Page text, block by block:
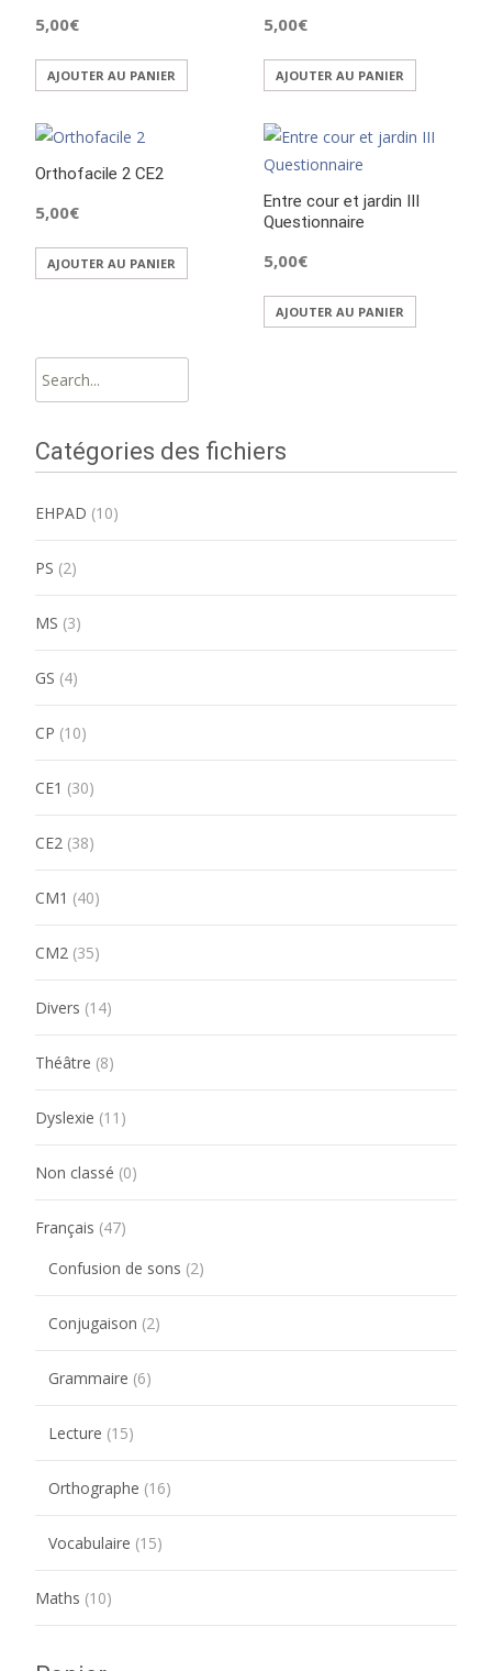
5,00€
AJOUTER AU PANIER
5,00€
AJOUTER AU PANIER
Orthofacile 2 CE2
5,00€
AJOUTER AU PANIER
Entre cour et jardin III
Questionnaire
5,00€
AJOUTER AU PANIER
Search
for:
Catégories des fichiers
EHPAD (10)
PS (2)
MS (3)
GS (4)
CP (10)
CE1 (30)
CE2 (38)
CM1 (40)
CM2 (35)
Divers (14)
Théâtre (8)
Dyslexie (11)
Non classé (0)
Français (47)
Confusion de sons (2)
Conjugaison (2)
Grammaire (6)
Lecture (15)
Orthographe (16)
Vocabulaire (15)
Maths (10)